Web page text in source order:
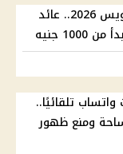
شهادات ادخار بنك قناة السويس 2026.. عائد
تلقائيًا..
ومنع ظهور